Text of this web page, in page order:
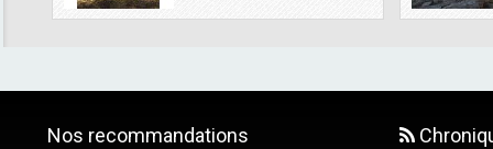
Nos recommandations